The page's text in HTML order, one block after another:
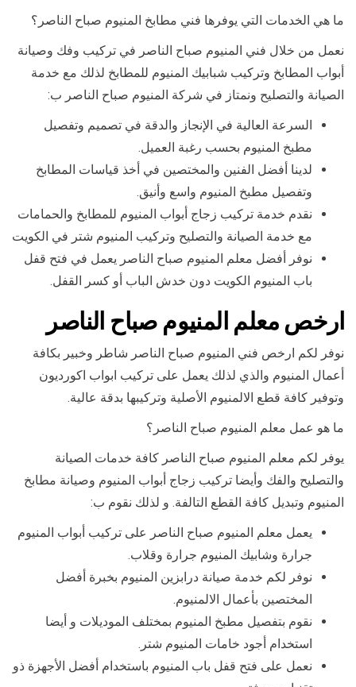
ما هي الخدمات التي يوفرها فني مطابخ المنيوم صباح الناصر؟
نعمل من خلال فني المنيوم صباح الناصر في تركيب وفك وصيانة
أبواب المطابخ وتركيب شبابيك المنيوم للمطابخ لذلك مع خدمة
الصيانة والتصليح ونمتاز في شركة المنيوم صباح الناصر ب:
السرعة العالية في الإنجاز والدقة في تصميم وتفصيل
مطبخ المنيوم بحسب رغبة العميل.
لدينا أفضل الفنين والمختصين في أخذ قياسات المطابخ
وتفصيل مطبخ المنيوم واسع وأنيق.
نقدم خدمة تركيب زجاج أبواب المنيوم للمطابخ والحمامات
مع خدمة الصيانة والتصليح وتركيب المنيوم شتر في الكويت
نوفر أفضل معلم المنيوم صباح الناصر يعمل في فتح قفل
باب المنيوم الكويت دون خدش الباب أو كسر القفل.
ارخص معلم المنيوم صباح الناصر
نوفر لكم ارخص فني المنيوم صباح الناصر شاطر وخبير بكافة
أعمال المنيوم والذي لذلك يعمل على تركيب ابواب اكورديون
وتوفير كافة قطع الالمنيوم الأصلية وتركيبها بدقة عالية.
ما هو عمل معلم المنيوم صباح الناصر؟
يوفر لكم معلم المنيوم صباح الناصر كافة خدمات الصيانة
والتصليح والفك وأيضا تركيب زجاج أبواب المنيوم وصيانة مطابخ
المنيوم وتبديل كافة القطع التالفة. و لذلك نقوم ب:
يعمل معلم المنيوم صباح الناصر على تركيب أبواب المنيوم
جرارة وشابيك المنيوم جرارة وقلاب.
نوفر لكم خدمة صيانة درابزين المنيوم بخبرة أفضل
المختصين بأعمال الالمنيوم.
نقوم بتفصيل مطبخ المنيوم بمختلف الموديلات و أيضا
استخدام أجود خامات المنيوم شتر.
نعمل على فتح قفل باب المنيوم باستخدام أفضل الأجهزة ذو